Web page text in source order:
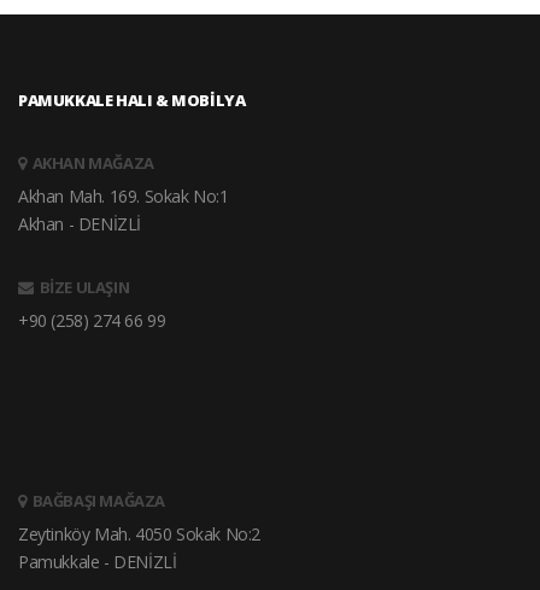
PAMUKKALE HALI & MOBİLYA
AKHAN MAĞAZA
Akhan Mah. 169. Sokak No:1
Akhan - DENİZLİ
BİZE ULAŞIN
+90 (258) 274 66 99
BAĞBAŞI MAĞAZA
Zeytinköy Mah. 4050 Sokak No:2
Pamukkale - DENİZLİ